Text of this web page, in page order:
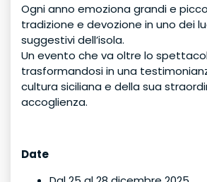
Ogni anno emoziona grandi e
tradizione e devozione in uno dei
suggestivi dell’isola.
Un evento che va oltre lo
trasformandosi in una
cultura siciliana e della sua
accoglienza.
Date